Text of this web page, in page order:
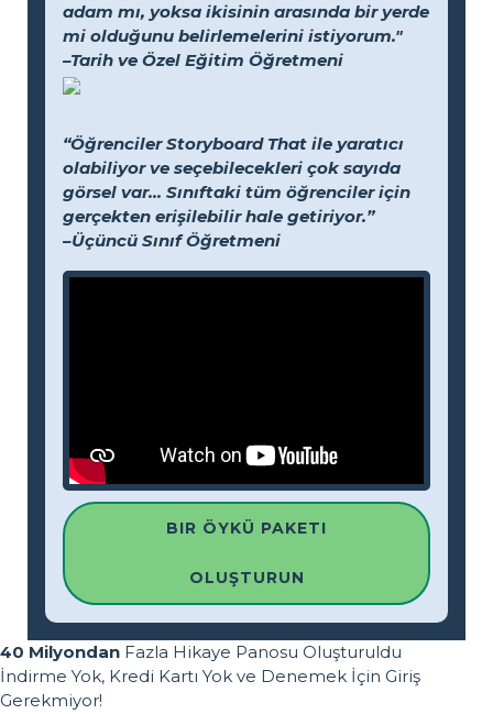
adam mı, yoksa ikisinin arasında bir yerde
mi olduğunu belirlemelerini istiyorum."
–Tarih ve Özel Eğitim Öğretmeni
“Öğrenciler Storyboard That ile yaratıcı
olabiliyor ve seçebilecekleri çok sayıda
görsel var... Sınıftaki tüm öğrenciler için
gerçekten erişilebilir hale getiriyor.”
–Üçüncü Sınıf Öğretmeni
BIR ÖYKÜ PAKETI
OLUŞTURUN
40 Milyondan Fazla Hikaye Panosu Oluşturuldu
İndirme Yok, Kredi Kartı Yok ve Denemek İçin Giriş
Gerekmiyor!